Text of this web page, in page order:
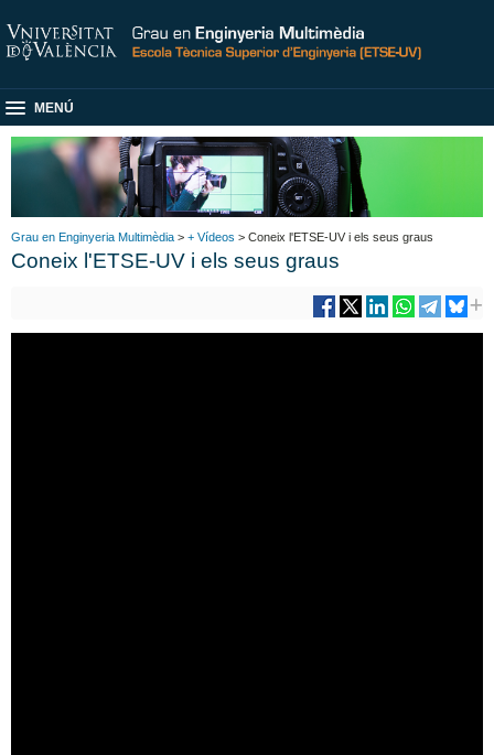
MENÚ
Grau en Enginyeria Multimèdia > + Vídeos > Coneix l'ETSE-UV i els seus graus
Coneix l'ETSE-UV i els seus graus